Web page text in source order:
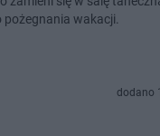
wakacji.
dodano